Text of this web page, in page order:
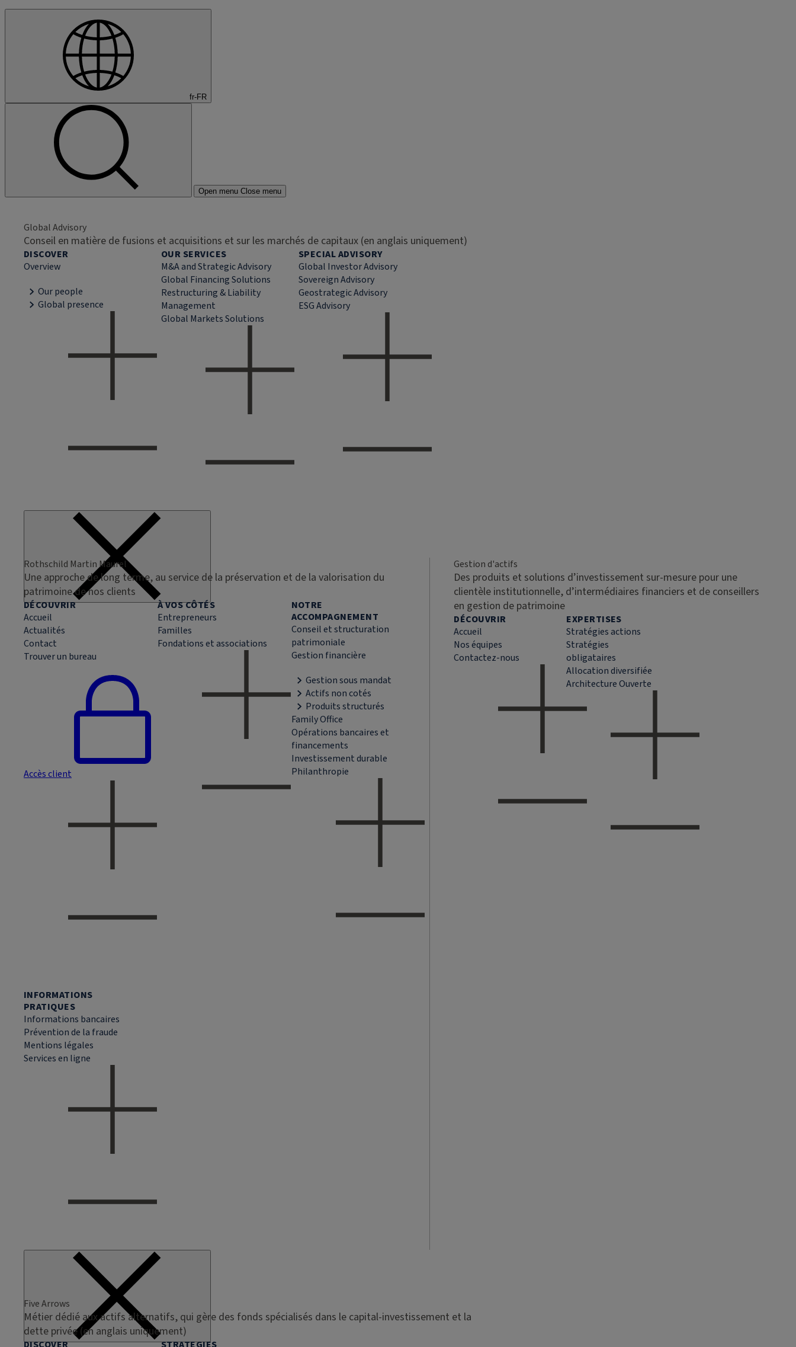
fr-FR
Open menu Close menu
Global Advisory
Conseil en matière de fusions et acquisitions et sur les marchés de capitaux (en anglais uniquement)
DISCOVER
Overview
Our people
Global presence
OUR SERVICES
M&A and Strategic Advisory
Global Financing Solutions
Restructuring & Liability
Management
Global Markets Solutions
SPECIAL ADVISORY
Global Investor Advisory
Sovereign Advisory
Geostrategic Advisory
ESG Advisory
Rothschild Martin Maurel
Une approche de long terme, au service de la préservation et de la valorisation du
patrimoine de nos clients
DÉCOUVRIR
Accueil
Actualités
Contact
Trouver un bureau
Accès client
À VOS CÔTÉS
Entrepreneurs
Familles
Fondations et associations
NOTRE
ACCOMPAGNEMENT
Conseil et structuration
patrimoniale
Gestion financière
Gestion sous mandat
Actifs non cotés
Produits structurés
Family Office
Opérations bancaires et
financements
Investissement durable
Philanthropie
INFORMATIONS
PRATIQUES
Informations bancaires
Prévention de la fraude
Mentions légales
Services en ligne
Gestion d'actifs
Des produits et solutions d’investissement sur-mesure pour une
clientèle institutionnelle, d’intermédiaires financiers et de conseillers
en gestion de patrimoine
DÉCOUVRIR
Accueil
Nos équipes
Contactez-nous
EXPERTISES
Stratégies actions
Stratégies
obligataires
Allocation diversifiée
Architecture Ouverte
Five Arrows
Métier dédié aux actifs alternatifs, qui gère des fonds spécialisés dans le capital-investissement et la
dette privée (en anglais uniquement)